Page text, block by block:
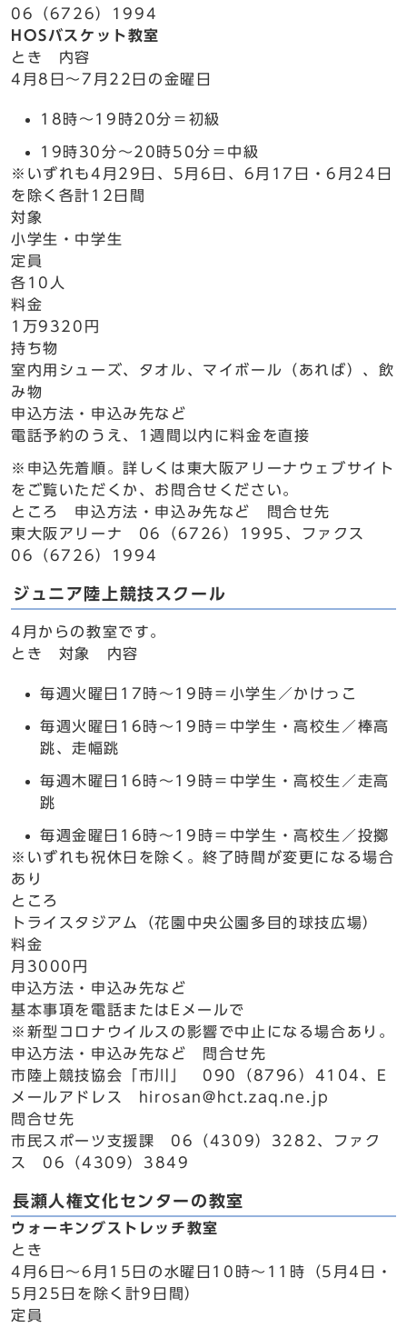
06（6726）1994
HOSバスケット教室
とき 内容
4月8日～7月22日の金曜日
18時～19時20分＝初級
19時30分～20時50分＝中級
※いずれも4月29日、5月6日、6月17日・6月24日
を除く各計12日間
対象
小学生・中学生
定員
各10人
料金
1万9320円
持ち物
室内用シューズ、タオル、マイボール（あれば）、飲
み物
申込方法・申込み先など
電話予約のうえ、1週間以内に料金を直接
※申込先着順。詳しくは東大阪アリーナウェブサイト
をご覧いただくか、お問合せください。
ところ 申込方法・申込み先など 問合せ先
東大阪アリーナ 06（6726）1995、ファクス
06（6726）1994
ジュニア陸上競技スクール
4月からの教室です。
とき 対象 内容
毎週火曜日17時～19時＝小学生／かけっこ
毎週火曜日16時～19時＝中学生・高校生／棒高
跳、走幅跳
毎週木曜日16時～19時＝中学生・高校生／走高
跳
毎週金曜日16時～19時＝中学生・高校生／投擲
※いずれも祝休日を除く。終了時間が変更になる場合
あり
ところ
トライスタジアム（花園中央公園多目的球技広場）
料金
月3000円
申込方法・申込み先など
基本事項を電話またはEメールで
※新型コロナウイルスの影響で中止になる場合あり。
申込方法・申込み先など 問合せ先
市陸上競技協会「市川」 090（8796）4104、E
メールアドレス hirosan@hct.zaq.ne.jp
問合せ先
市民スポーツ支援課 06（4309）3282、ファク
ス 06（4309）3849
長瀬人権文化センターの教室
ウォーキングストレッチ教室
とき
4月6日～6月15日の水曜日10時～11時（5月4日・
5月25日を除く計9日間）
定員